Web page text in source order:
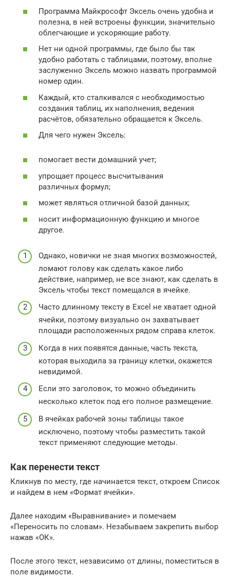
Программа Майкрософт Эксель очень удобна и
полезна, в ней встроены функции, значительно
облегчающие и ускоряющие работу.
Нет ни одной программы, где было бы так
удобно работать с таблицами, поэтому, вполне
заслуженно Эксель можно назвать программой
номер один.
Каждый, кто сталкивался с необходимостью
создания таблиц, их наполнения, ведения
расчётов, обязательно обращается к Эксель.
Для чего нужен Эксель:
помогает вести домашний учет;
упрощает процесс высчитывания
различных формул;
может являться отличной базой данных;
носит информационную функцию и многое
другое.
Однако, новички не зная многих возможностей,
ломают голову как сделать какое либо
действие, например, не все знают, как сделать в
Эксель чтобы текст помещался в ячейке.
Часто длинному тексту в Excel не хватает одной
ячейки, поэтому визуально он захватывает
площади расположенных рядом справа клеток.
Когда в них появятся данные, часть текста,
которая выходила за границу клетки, окажется
невидимой.
Если это заголовок, то можно объединить
несколько клеток под его полное размещение.
В ячейках рабочей зоны таблицы такое
исключено, поэтому чтобы разместить такой
текст применяют следующие методы.
Как перенести текст
Кликнув по месту, где начинается текст, откроем Список
и найдем в нем «Формат ячейки».
Далее находим «Выравнивание» и помечаем
«Переносить по словам». Незабываем закрепить выбор
нажав «ОК».
После этого текст, независимо от длины, поместиться в
поле видимости.